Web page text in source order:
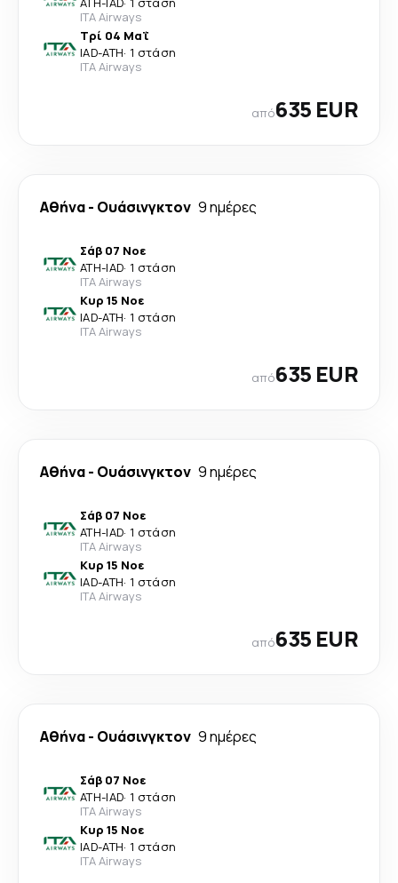
ITA Airways
Τρί 04 Μαΐ
IAD-ATH· 1 στάση
ITA Airways
από635 EUR
Αθήνα- Ουάσινγκτον 9 ημέρες
Σάβ 07 Νοε
ATH-IAD· 1 στάση
ITA Airways
Κυρ 15 Νοε
IAD-ATH· 1 στάση
ITA Airways
από635 EUR
Αθήνα- Ουάσινγκτον 9 ημέρες
Σάβ 07 Νοε
ATH-IAD· 1 στάση
ITA Airways
Κυρ 15 Νοε
IAD-ATH· 1 στάση
ITA Airways
από635 EUR
Αθήνα- Ουάσινγκτον 9 ημέρες
Σάβ 07 Νοε
ATH-IAD· 1 στάση
ITA Airways
Κυρ 15 Νοε
IAD-ATH· 1 στάση
ITA Airways